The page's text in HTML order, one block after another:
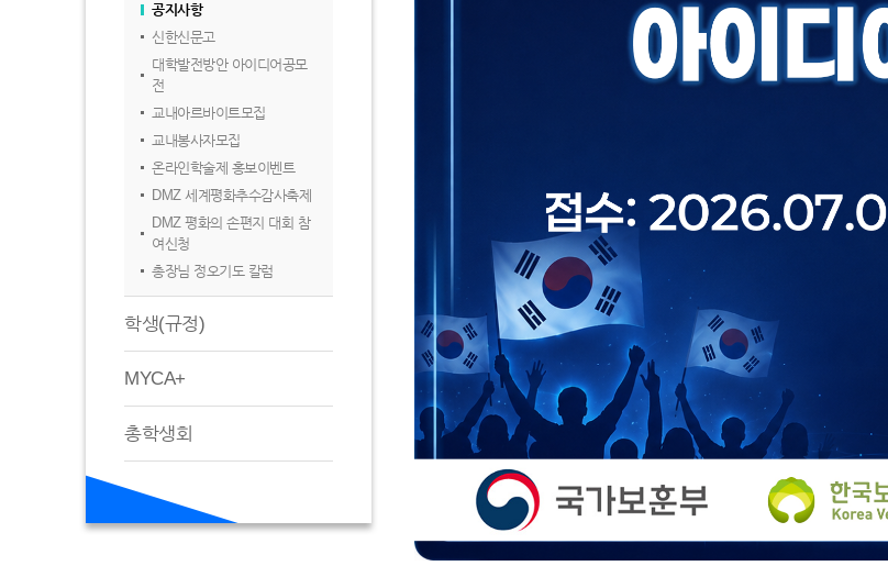
공지사항
신한신문고
대학발전방안 아이디어공모
전
교내아르바이트모집
교내봉사자모집
온라인학술제 홍보이벤트
DMZ 세계평화추수감사축제
DMZ 평화의 손편지 대회 참
여신청
총장님 정오기도 칼럼
학생(규정)
MYCA+
총학생회